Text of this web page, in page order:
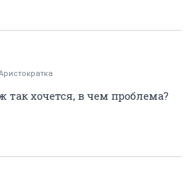
так хочется, в чем проблема?